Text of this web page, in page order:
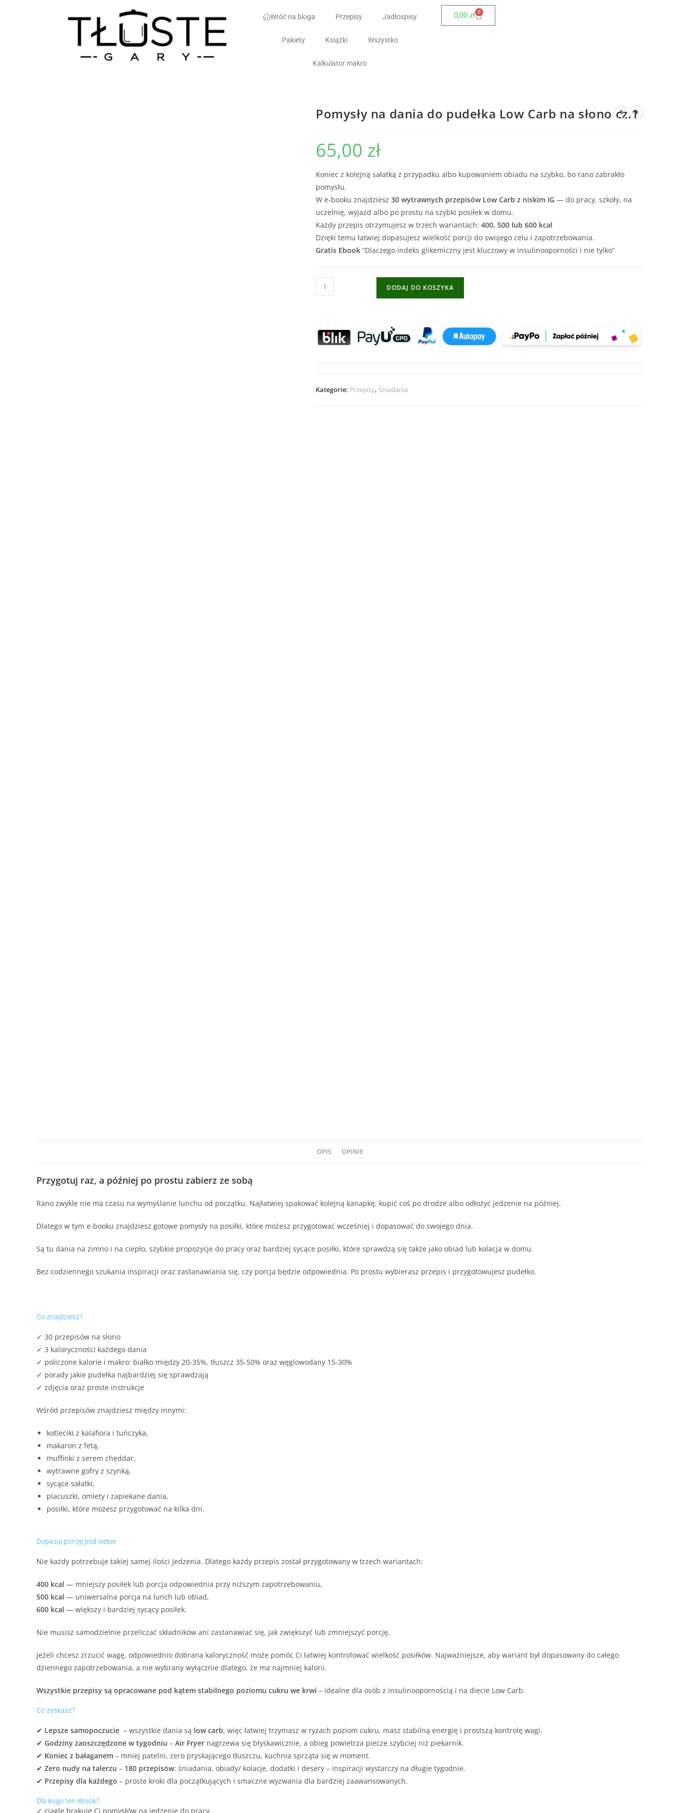
Wróć na bloga Przepisy Jadłospisy
Pakiety Książki Wszystko
Kalkulator makro
0,00 zł 0
Pomysły na dania do pudełka Low Carb na słono cz.1
65,00 zł
Koniec z kolejną sałatką z przypadku albo kupowaniem obiadu na szybko, bo rano zabrakło
pomysłu.
W e-booku znajdziesz 30 wytrawnych przepisów Low Carb z niskim IG — do pracy, szkoły, na
uczelnię, wyjazd albo po prostu na szybki posiłek w domu.
Każdy przepis otrzymujesz w trzech wariantach: 400, 500 lub 600 kcal
Dzięki temu łatwiej dopasujesz wielkość porcji do swojego celu i zapotrzebowania.
Gratis Ebook “Dlaczego indeks glikemiczny jest kluczowy w insulinooporności i nie tylko”
DODAJ DO KOSZYKA
Kategorie: Przepisy, Śniadania
OPIS OPINIE
Przygotuj raz, a później po prostu zabierz ze sobą
Rano zwykle nie ma czasu na wymyślanie lunchu od początku. Najłatwiej spakować kolejną kanapkę, kupić coś po drodze albo odłożyć jedzenie na później.
Dlatego w tym e-booku znajdziesz gotowe pomysły na posiłki, które możesz przygotować wcześniej i dopasować do swojego dnia.
Są tu dania na zimno i na ciepło, szybkie propozycje do pracy oraz bardziej sycące posiłki, które sprawdzą się także jako obiad lub kolacja w domu.
Bez codziennego szukania inspiracji oraz zastanawiania się, czy porcja będzie odpowiednia. Po prostu wybierasz przepis i przygotowujesz pudełko.
Co znajdziesz?
✓ 30 przepisów na słono
✓ 3 kaloryczności każdego dania
✓ policzone kalorie i makro: białko między 20-35%, tłuszcz 35-50% oraz węglowodany 15-30%
✓ porady jakie pudełka najbardziej się sprawdzają
✓ zdjęcia oraz proste instrukcje
Wśród przepisów znajdziesz między innymi:
kotleciki z kalafiora i tuńczyka,
makaron z fetą,
muffinki z serem cheddar,
wytrawne gofry z szynką,
sycące sałatki,
placuszki, omlety i zapiekane dania,
posiłki, które możesz przygotować na kilka dni.
Dopasuj porcję pod siebie
Nie każdy potrzebuje takiej samej ilości jedzenia. Dlatego każdy przepis został przygotowany w trzech wariantach:
400 kcal — mniejszy posiłek lub porcja odpowiednia przy niższym zapotrzebowaniu,
500 kcal — uniwersalna porcja na lunch lub obiad,
600 kcal — większy i bardziej sycący posiłek.
Nie musisz samodzielnie przeliczać składników ani zastanawiać się, jak zwiększyć lub zmniejszyć porcję.
Jeżeli chcesz zrzucić wagę, odpowiednio dobrana kaloryczność może pomóc Ci łatwiej kontrolować wielkość posiłków. Najważniejsze, aby wariant był dopasowany do całego
dziennego zapotrzebowania, a nie wybrany wyłącznie dlatego, że ma najmniej kalorii.
Wszystkie przepisy są opracowane pod kątem stabilnego poziomu cukru we krwi – idealne dla osób z insulinoopornością i na diecie Low Carb.
Co zyskasz?
✔ Lepsze samopoczucie – wszystkie dania są low carb, więc łatwiej trzymasz w ryzach poziom cukru, masz stabilną energię i prostszą kontrolę wagi.
✔ Godziny zaoszczędzone w tygodniu – Air Fryer nagrzewa się błyskawicznie, a obieg powietrza piecze szybciej niż piekarnik.
✔ Koniec z bałaganem – mniej patelni, zero pryskającego tłuszczu, kuchnia sprząta się w moment.
✔ Zero nudy na talerzu – 180 przepisów: śniadania, obiady/ kolacje, dodatki i desery – inspiracji wystarczy na długie tygodnie.
✔ Przepisy dla każdego – proste kroki dla początkujących i smaczne wyzwania dla bardziej zaawansowanych.
Dla kogo ten ebook?
✓ ciągle brakuje Ci pomysłów na jedzenie do pracy,